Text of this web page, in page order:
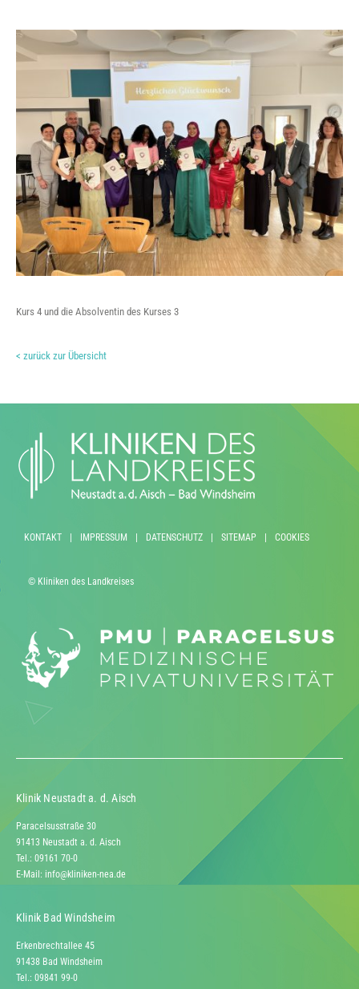
Kurs 4 und die Absolventin des Kurses 3
< zurück zur Übersicht
KONTAKT | IMPRESSUM | DATENSCHUTZ | SITEMAP | COOKIES
© Kliniken des Landkreises
Klinik Neustadt a. d. Aisch
Paracelsusstraße 30
91413 Neustadt a. d. Aisch
Tel.: 09161 70-0
E-Mail: info@kliniken-nea.de
Klinik Bad Windsheim
Erkenbrechtallee 45
91438 Bad Windsheim
Tel.: 09841 99-0